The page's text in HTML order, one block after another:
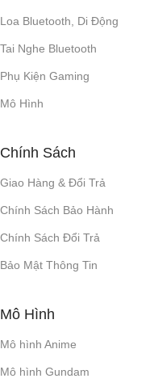
Loa Bluetooth, Di Động
Tai Nghe Bluetooth
Phụ Kiện Gaming
Mô Hình
Chính Sách
Giao Hàng & Đổi Trả
Chính Sách Bảo Hành
Chính Sách Đổi Trả
Bảo Mật Thông Tin
Mô Hình
Mô hình Anime
Mô hình Gundam